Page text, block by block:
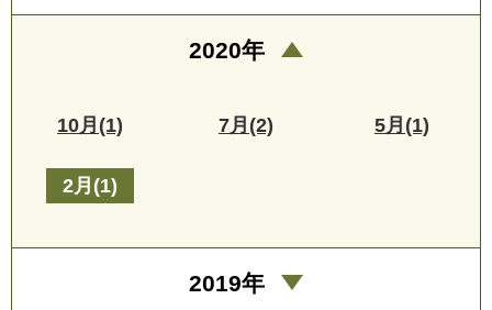
2020年
10月(1) 7月(2) 5月(1)
2月(1)
2019年